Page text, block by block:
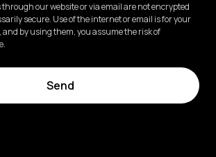
our website or via email are not encrypted
secure. Use of the internet or email is for your
and by using them, you assume the risk of